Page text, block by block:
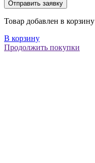
Товар добавлен в корзину
В корзину
Продолжить покупки